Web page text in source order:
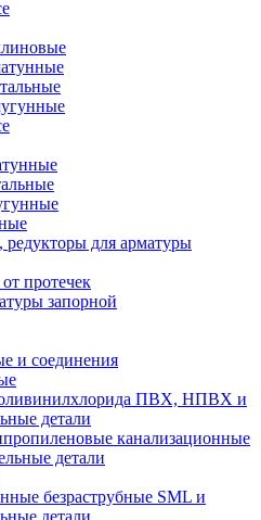
для арматуры
протечек
запорной
и соединения
ПВХ, НПВХ и
детали
канализационные
детали
безраструбные SML и
детали